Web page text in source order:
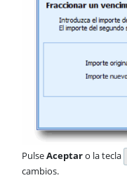
PulseAceptaro la tecla
cambios.​